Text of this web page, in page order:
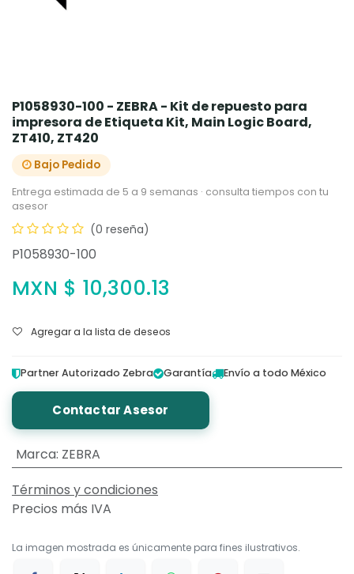
P1058930-100 - ZEBRA - Kit de repuesto para
impresora de Etiqueta Kit, Main Logic Board,
ZT410, ZT420
Bajo Pedido
Entrega estimada de 5 a 9 semanas · consulta tiempos con tu
asesor
(0 reseña)
P1058930-100
MXN $ 10,300.13
Agregar a la lista de deseos
Partner Autorizado Zebra Garantía Envío a todo México
Contactar Asesor
Marca: ZEBRA
Términos y condiciones
Precios más IVA
La imagen mostrada es únicamente para fines ilustrativos.